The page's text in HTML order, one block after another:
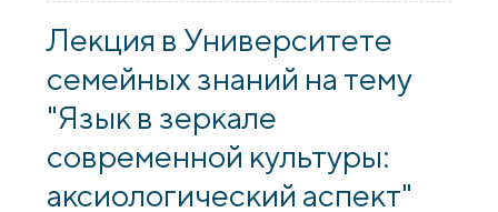
Лекция в Университете
семейных знаний на тему
"Язык в зеркале
современной культуры:
аксиологический аспект"